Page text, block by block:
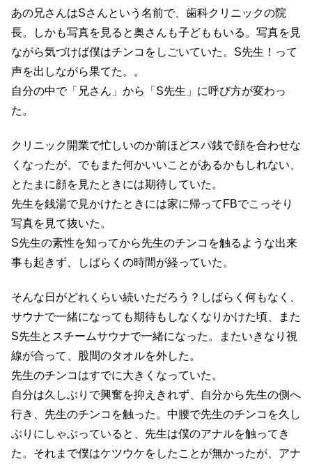
あの兄さんはSさんという名前で、歯科クリニックの院
長。しかも写真を見ると奥さんも子どももいる。写真を見
ながら気づけば僕はチンコをしごいていた。S先生！って
声を出しながら果てた。。
自分の中で「兄さん」から「S先生」に呼び方が変わっ
た。
クリニック開業で忙しいのか前ほどスパ銭で顔を合わせな
くなったが、でもまた何かいいことがあるかもしれない、
とたまに顔を見たときには期待していた。
先生を銭湯で見かけたときには家に帰ってFBでこっそり
写真を見て抜いた。
S先生の素性を知ってから先生のチンコを触るような出来
事も起きず、しばらくの時間が経っていた。
そんな日がどれくらい続いただろう？しばらく何もなく、
サウナで一緒になっても期待もしなくなりかけた頃、また
S先生とスチームサウナで一緒になった。またいきなり視
線が合って、股間のタオルを外した。
先生のチンコはすでに大きくなっていた。
自分は久しぶりで興奮を抑えきれず、自分から先生の側へ
行き、先生のチンコを触った。中腰で先生のチンコを久し
ぶりにしゃぶっていると、先生は僕のアナルを触ってき
た。それまで僕はケツウケをしたことが無かったが、アナ